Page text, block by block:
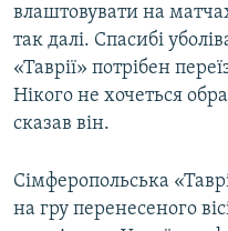
влаштовувати на
так далі. Спасибі
«Таврії» потрібен
Нікого не хочеться
сказав він.
Сімферопольська
на гру перенесеного